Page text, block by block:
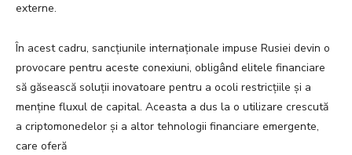
externe.
În acest cadru, sancțiunile internaționale impuse Rusiei devin o
provocare pentru aceste conexiuni, obligând elitele financiare
să găsească soluții inovatoare pentru a ocoli restricțiile și a
menține fluxul de capital. Aceasta a dus la o utilizare crescută
a criptomonedelor și a altor tehnologii financiare emergente,
care oferă